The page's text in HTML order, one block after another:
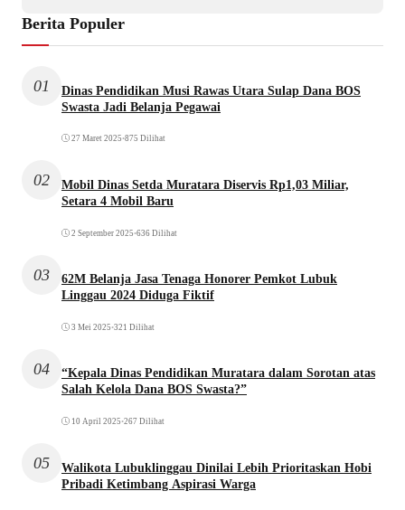
Berita Populer
01
Dinas Pendidikan Musi Rawas Utara Sulap Dana BOS
Swasta Jadi Belanja Pegawai
27 Maret 2025 •875 Dilihat
02
Mobil Dinas Setda Muratara Diservis Rp1,03 Miliar,
Setara 4 Mobil Baru
2 September 2025 •636 Dilihat
03
62M Belanja Jasa Tenaga Honorer Pemkot Lubuk
Linggau 2024 Diduga Fiktif
3 Mei 2025 •321 Dilihat
04
“Kepala Dinas Pendidikan Muratara dalam Sorotan atas
Salah Kelola Dana BOS Swasta?”
10 April 2025 •267 Dilihat
05
Walikota Lubuklinggau Dinilai Lebih Prioritaskan Hobi
Pribadi Ketimbang Aspirasi Warga